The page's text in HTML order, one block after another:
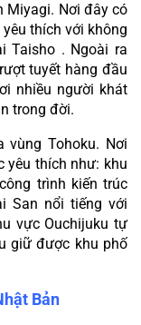
Miyagi. Nơi đây có
thích với không
Taisho . Ngoài ra
tuyết hàng đầu
nhiều người khát
trong đời.
vùng Tohoku. Nơi
yêu thích như: khu
trình kiến trúc
San nổi tiếng với
vực Ouchijuku tự
giữ được khu phố
Bản